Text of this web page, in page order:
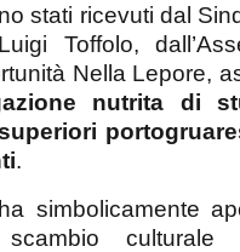
stati ricevuti dal
Toffolo,
Nella Lepore,
nutrita di
.
simbolicamente
culturale